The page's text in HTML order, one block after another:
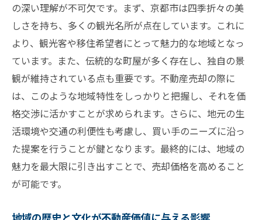
市場調査に基づく価格交渉のステップ
最近の売買事例から学ぶ交渉のヒント
価格設定の柔軟性が成功に繋がる理由
市場動向を反映した価格調整のタイミング
競合物件分析による交渉戦略の立案
価格交渉における心理的要素の理解
不動産売却における物件の利便性と周辺環境を
活かす方法
利便性をアピールするための具体的なポイ
ント
の深い理解が不可欠です。まず、京都市は四季折々の美
しさを持ち、多くの観光名所が点在しています。これに
より、観光客や移住希望者にとって魅力的な地域となっ
ています。また、伝統的な町屋が多く存在し、独自の景
観が維持されている点も重要です。不動産売却の際に
は、このような地域特性をしっかりと把握し、それを価
格交渉に活かすことが求められます。さらに、地元の生
活環境や交通の利便性も考慮し、買い手のニーズに沿っ
た提案を行うことが鍵となります。最終的には、地域の
魅力を最大限に引き出すことで、売却価格を高めること
が可能です。